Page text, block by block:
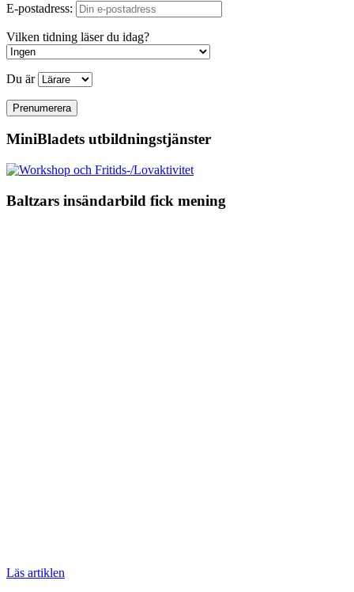
E-postadress:
Vilken tidning läser du idag?
Du är
MiniBladets utbildningstjänster
Baltzars insändarbild fick mening
Läs artiklen